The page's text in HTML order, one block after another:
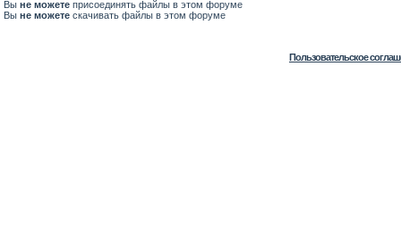
Вы не можете присоединять файлы в этом форуме
Вы не можете скачивать файлы в этом форуме
Пользовательское